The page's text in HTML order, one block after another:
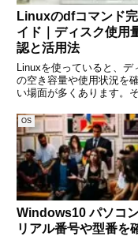
Linuxのdfコマンド
イド｜ディスク使用
認と活用法
Linuxを使っていると、デ
の空き容量や使用状況を
い場面が多くあります。そ
dfコマンドを使えば、シ
の各ファイルシステムの
使用状況を簡単に確認で
特に、サーバー管理やス
OS
Windows10 パソコ
リアル番号や型番を